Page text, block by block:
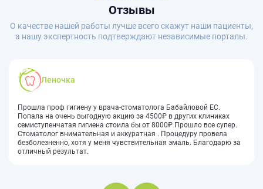
Отзывы
О качестве нашей работы лучше всего скажут наши пациенты,
а нашу экспертность подтверждают независимые порталы.
Татьяна Синицына
Впервые попала в эту клинику на профессиональную чистку зубов.
Была приятно удивлена: процедура прошла быстро, без
дискомфорта, а зубы стали заметно белее. Гигиенист дала
полезные советы по уходу. Обязательно приду ещё!